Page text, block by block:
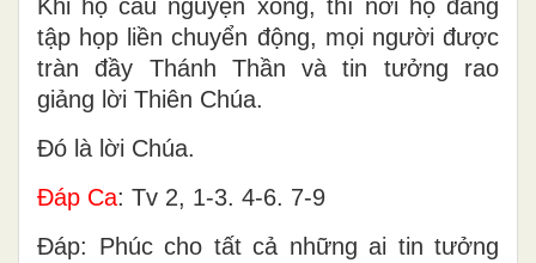
Khi họ cầu nguyện xong, thì nơi họ đang
tập họp liền chuyển động, mọi người được
tràn đầy Thánh Thần và tin tưởng rao
giảng lời Thiên Chúa.
Ðó là lời Chúa.
Ðáp Ca: Tv 2, 1-3. 4-6. 7-9
Ðáp: Phúc cho tất cả những ai tin tưởng